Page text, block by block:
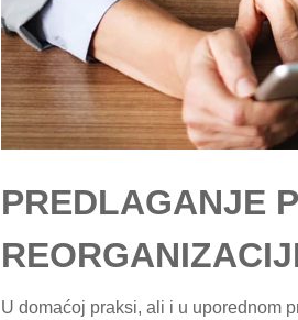
PREDLAGANJE
U domaćoj praksi, ali i u uporednom